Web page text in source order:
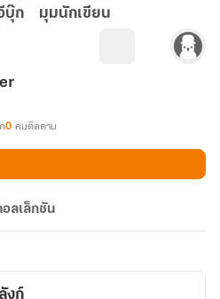
บุ๊ก มุมนักเขียน
0 คนติดตาม
อลเล็กชัน
งก์